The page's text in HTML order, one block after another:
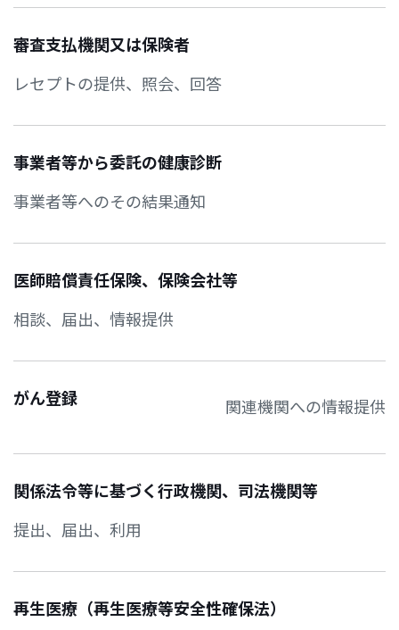
審査支払機関又は保険者
レセプトの提供、照会、回答
事業者等から委託の健康診断
事業者等へのその結果通知
医師賠償責任保険、保険会社等
相談、届出、情報提供
がん登録 関連機関への情報提供
関係法令等に基づく行政機関、司法機関等
提出、届出、利用
再生医療（再生医療等安全性確保法）